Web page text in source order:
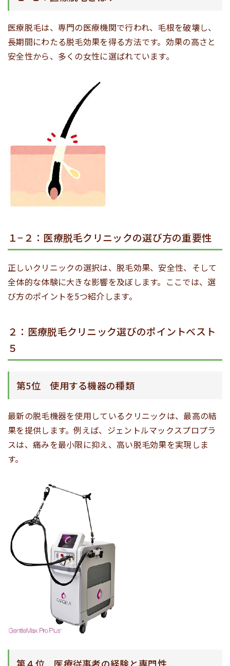
医療脱毛は、専門の医療機関で行われ、毛根を破壊し、
長期間にわたる脱毛効果を得る方法です。効果の高さと
安全性から、多くの女性に選ばれています。
１−２：医療脱毛クリニックの選び方の重要性
正しいクリニックの選択は、脱毛効果、安全性、そして
全体的な体験に大きな影響を及ぼします。ここでは、選
び方のポイントを5つ紹介します。
２：医療脱毛クリニック選びのポイントベスト
５
第5位 使用する機器の種類
最新の脱毛機器を使用しているクリニックは、最高の結
果を提供します。例えば、ジェントルマックスプロプラ
スは、痛みを最小限に抑え、高い脱毛効果を実現しま
す。
第４位 医療従事者の経験と専門性